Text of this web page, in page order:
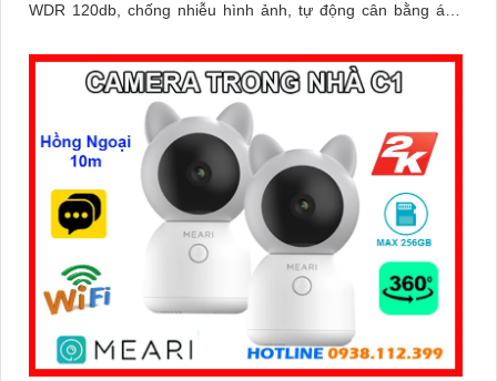
WDR 120db, chống nhiễu hình ảnh, tự động cân bằng ánh